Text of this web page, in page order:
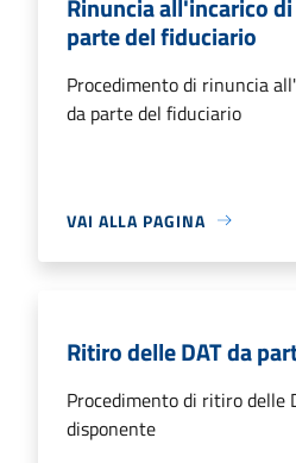
parte del fiduciario
Procedimento di rinuncia
da parte del fiduciario
VAI ALLA PAGINA
Ritiro delle DAT da
Procedimento di ritiro delle
disponente